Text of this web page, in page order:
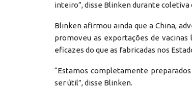
inteiro”, disse Blinken durante coletiva
Blinken afirmou ainda que a China,
promoveu as exportações de
eficazes do que as fabricadas nos
“Estamos completamente
ser útil”, disse Blinken.